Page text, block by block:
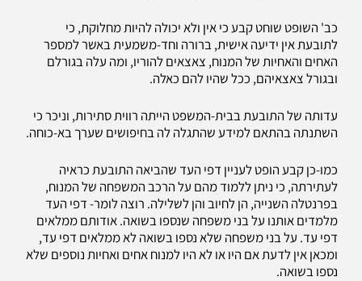
כב' השופט שוחט קבע כי אין ולא יכולה להיות מחלוקת, כי
לתובעת אין ידיעה אישית, ברורה וחד-משמעית באשר למספר
האחים והאחיות של המנוח, צאצאים להוריו, ומה עלה בגורלם
ובגורל צאצאיהם, ככל שהיו להם כאלה.
עדותה של התובעת בבית-המשפט הייתה רווית סתירות, וניכר כי
השתנתה בהתאם למידע שהתגלה לה בחיפושים שערך בא-כוחה.
כמו-כן קבע הופט לעניין דפי העד שהביאה התובעת כראיה
לעתירתה, כי ניתן ללמוד מהם על הרכב המשפחה של המנוח,
בפרנטלה השנייה, הן לחיוב והן לשלילה. רוצה לומר- דפי העד
מלמדים אותנו על בני משפחה שנספו בשואה. אודותם ממלאים
דפי עד. על בני משפחה שלא נספו בשואה לא ממלאים דפי עד,
ומכאן אין לדעת אם היו או לא היו למנוח אחים ואחיות נוספים שלא
נספו בשואה.